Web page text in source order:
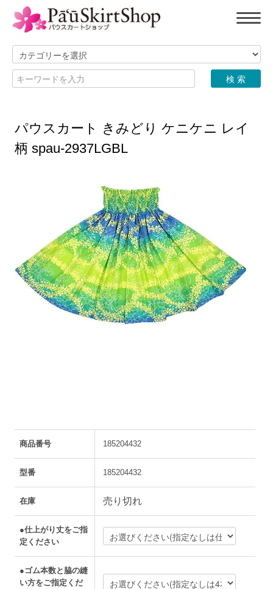
パウスカート きみどり ケニケニ レイ
柄 spau-2937LGBL
商品番号 185204432
型番 185204432
在庫 売り切れ
●仕上がり丈をご指
定ください
●ゴム本数と脇の縫
い方をご指定くだ